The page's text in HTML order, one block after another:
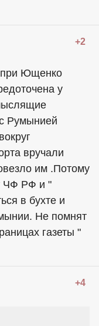
+2
при Ющенко
у
Румынией
вручали
им .Потому
ЧФ РФ и "
в бухте и
Не помнят
газеты "
+4